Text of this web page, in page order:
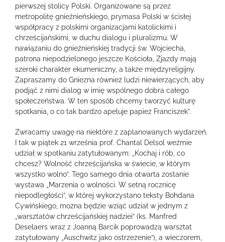
pierwszej stolicy Polski. Organizowane są przez
metropolitę gnieźnieńskiego, prymasa Polski w ścisłej
współpracy z polskimi organizacjami katolickimi i
chrześcijańskimi, w duchu dialogu i pluralizmu. W
nawiązaniu do gnieźnieńskiej tradycji św. Wojciecha,
patrona niepodzielonego jeszcze Kościoła, Zjazdy mają
szeroki charakter ekumeniczny, a także międzyreligijny.
Zapraszamy do Gniezna również ludzi niewierzących, aby
podjąć z nimi dialog w imię wspólnego dobra całego
społeczeństwa. W ten sposób chcemy tworzyć kulturę
spotkania, o co tak bardzo apeluje papież Franciszek”.
Zwracamy uwagę na niektóre z zaplanowanych wydarzeń.
I tak w piątek 21 września prof. Chantal Delsol weźmie
udział w spotkaniu zatytułowanym: „Kochaj i rób, co
chcesz? Wolność chrześcijańska w świecie, w którym
wszystko wolno”. Tego samego dnia otwarta zostanie
wystawa „Marzenia o wolności. W setną rocznicę
niepodległości”, w której wykorzystano teksty Bohdana
Cywińskiego, można będzie wziąć udział w jednym z
„warsztatów chrześcijańskiej nadziei” (ks. Manfred
Deselaers wraz z Joanną Barcik poprowadzą warsztat
zatytułowany „Auschwitz jako ostrzeżenie”), a wieczorem,